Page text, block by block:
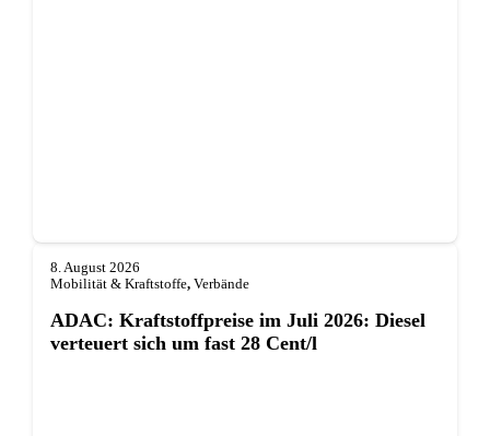
8. August 2026
Mobilität & Kraftstoffe, Verbände
ADAC: Kraftstoffpreise im Juli 2026: Diesel
verteuert sich um fast 28 Cent/l